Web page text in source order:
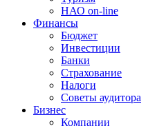
НАО on-line
Финансы
Бюджет
Инвестиции
Банки
Страхование
Налоги
Советы аудитора
Бизнес
Компании